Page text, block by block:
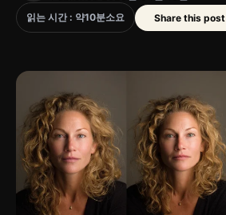
읽는 시간 : 약10분소요 Share this post